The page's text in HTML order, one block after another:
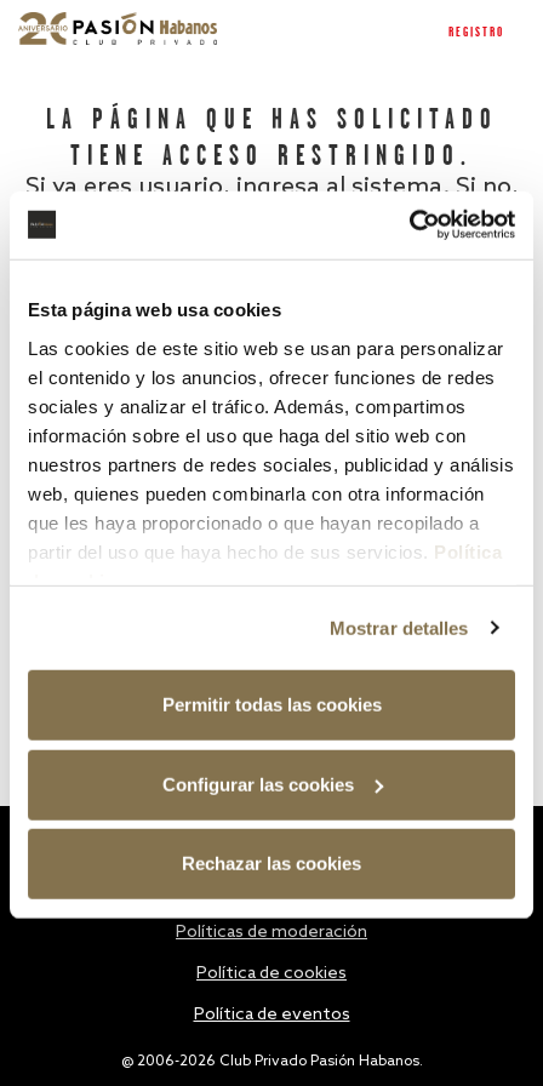
Esta página web usa cookies
Las cookies de este sitio web se usan para personalizar
el contenido y los anuncios, ofrecer funciones de redes
sociales y analizar el tráfico. Además, compartimos
información sobre el uso que haga del sitio web con
nuestros partners de redes sociales, publicidad y análisis
web, quienes pueden combinarla con otra información
que les haya proporcionado o que hayan recopilado a
partir del uso que haya hecho de sus servicios. Política
Mostrar detalles
Permitir todas las cookies
Configurar las cookies
Rechazar las cookies
REGISTRO
LA PÁGINA QUE HAS SOLICITADO
TIENE ACCESO RESTRINGIDO.
Si ya eres usuario, ingresa al sistema. Si no,
¿Has olvidado tu contraseña?
@ 2006-2026 Club Privado Pasión Habanos.
Políticas de moderación
Política de cookies
Política de eventos